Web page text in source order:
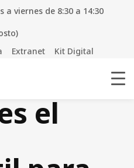
a viernes de 8:30 a 14:30
Extranet Kit Digital
el